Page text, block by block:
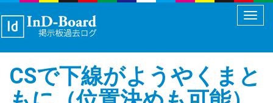
メ
ュ
ー
切
CSで下線がようやくまと